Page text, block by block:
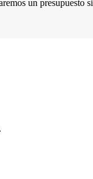
un presupuesto